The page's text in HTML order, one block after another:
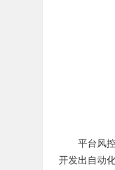
平台风
开发出自动